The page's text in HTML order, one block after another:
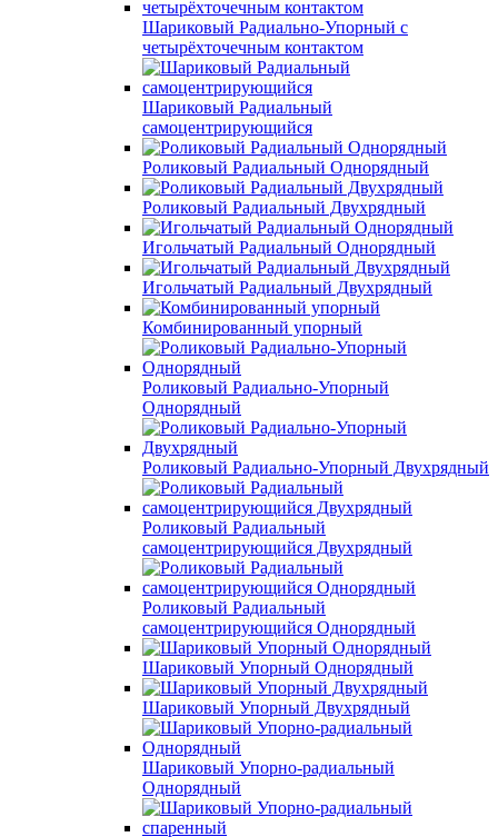
Шариковый Радиально-Упорный с
четырёхточечным контактом
Шариковый Радиальный
самоцентрирующийся
Роликовый Радиальный Однорядный
Роликовый Радиальный Двухрядный
Игольчатый Радиальный Однорядный
Игольчатый Радиальный Двухрядный
Комбинированный упорный
Роликовый Радиально-Упорный
Однорядный
Роликовый Радиально-Упорный Двухрядный
Роликовый Радиальный
самоцентрирующийся Двухрядный
Роликовый Радиальный
самоцентрирующийся Однорядный
Шариковый Упорный Однорядный
Шариковый Упорный Двухрядный
Шариковый Упорно-радиальный
Однорядный